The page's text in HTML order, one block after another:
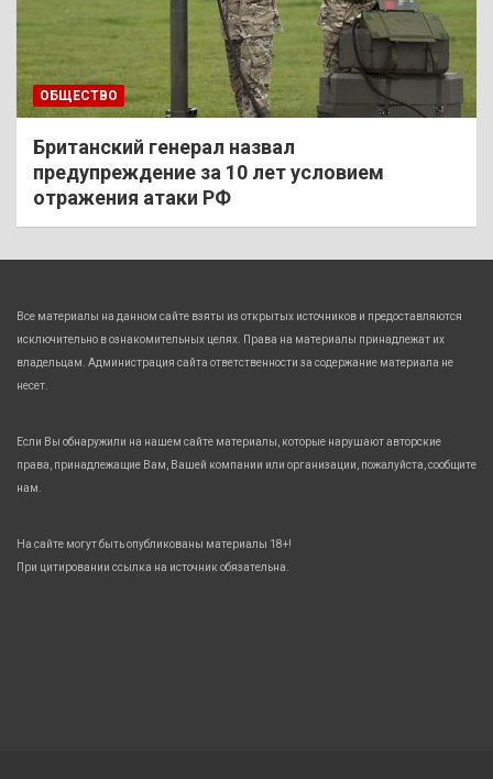
ОБЩЕСТВО
Британский генерал назвал
предупреждение за 10 лет условием
отражения атаки РФ
Все материалы на данном сайте взяты из открытых источников и предоставляются
исключительно в ознакомительных целях. Права на материалы принадлежат их
владельцам. Администрация сайта ответственности за содержание материала не
несет.
Если Вы обнаружили на нашем сайте материалы, которые нарушают авторские
права, принадлежащие Вам, Вашей компании или организации, пожалуйста, сообщите
нам.
На сайте могут быть опубликованы материалы 18+!
При цитировании ссылка на источник обязательна.